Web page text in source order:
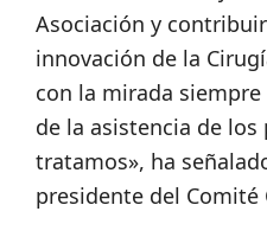
Asociación y
innovación de la
con la mirada
de la asistencia de
tratamos», ha
presidente del Comité